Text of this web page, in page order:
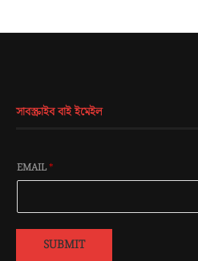
সাবস্ক্রাইব বাই ইমেইল
EMAIL*
SUBMIT